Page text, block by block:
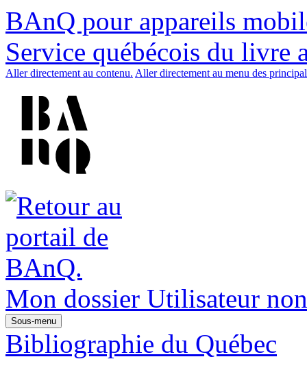
BAnQ pour appareils
Service québécois du livre
Aller directement au contenu. Aller directement au menu des
Mon dossier Utilisateur
Sous-menu
Bibliographie du Québec